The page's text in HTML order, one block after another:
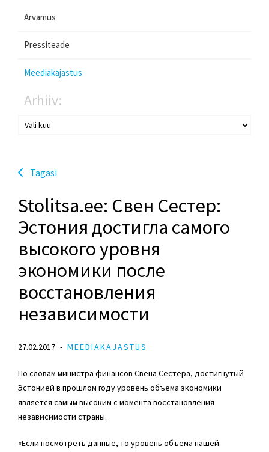
Arvamus
Pressiteade
Meediakajastus
Arhiiv:
Tagasi
Stolitsa.ee: Свен Сестер:
Эстония достигла самого
высокого уровня
экономики после
восстановления
независимости
27.02.2017 MEEDIAKAJASTUS
По словам министра финансов Свена Сестера, достигнутый
Эстонией в прошлом году уровень объема экономики
является самым высоким с момента восстановления
независимости страны.
«Если посмотреть данные, то уровень объема нашей